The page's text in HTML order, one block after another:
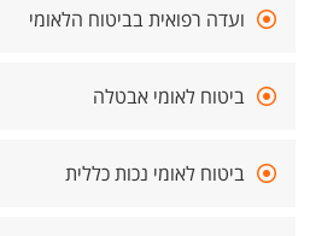
ועדה רפואית בביטוח הלאומי
ביטוח לאומי אבטלה
ביטוח לאומי נכות כללית